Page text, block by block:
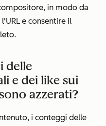
in modo da
e consentire il
delle
e dei like sui
azzerati?
i conteggi delle